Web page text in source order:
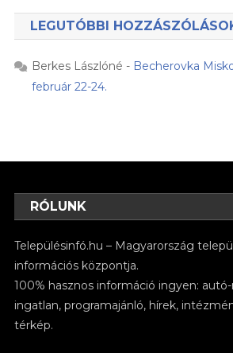
LEGUTÓBBI
Berkes Lászlóné - Becherovka
február 22-24.
RÓLUNK
Településinfó.hu – Magyarország
információs központja.
100% hasznos információ ingyen:
ingatlan, programajánló, hírek,
térkép.